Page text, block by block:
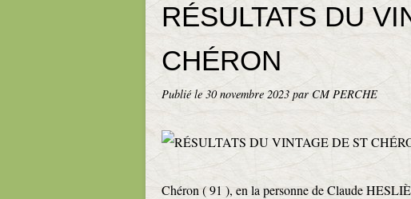
RÉSULTATS DU
CHÉRON
Publié le 30 novembre 2023 par CM PERCHE
Chéron ( 91 ), en la personne de Claude